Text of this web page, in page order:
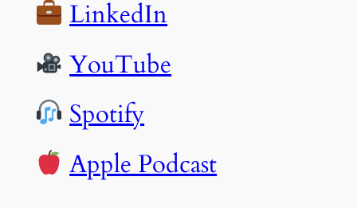
LinkedIn
YouTube
Spotify
Apple Podcast